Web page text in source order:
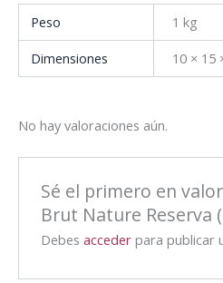
Peso
1 kg
Dimensiones
10 × 15
No hay valoraciones aún.
Sé el primero en
Brut Nature Reserva
Debesacceder para publicar